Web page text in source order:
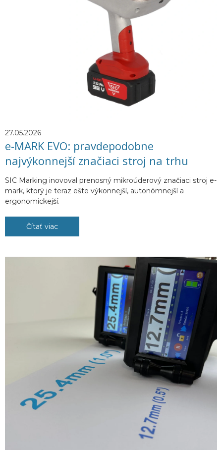
27.05.2026
e-MARK EVO: pravdepodobne
najvýkonnejší značiaci stroj na trhu
SIC Marking inovoval prenosný mikroúderový značiaci stroj e-
mark, ktorý je teraz ešte výkonnejší, autonómnejší a
ergonomickejší.
Čítať viac